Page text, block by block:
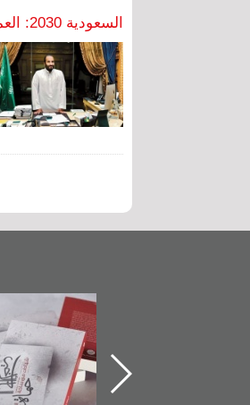
السعودية 2030: العملاق المشلول
السهلاوي في ذكراه
"حماة الباب الأخير":
الإصدار الأول عن
اعتصام الدراز
وأحداث ساحة
الفداء لمركز أوال